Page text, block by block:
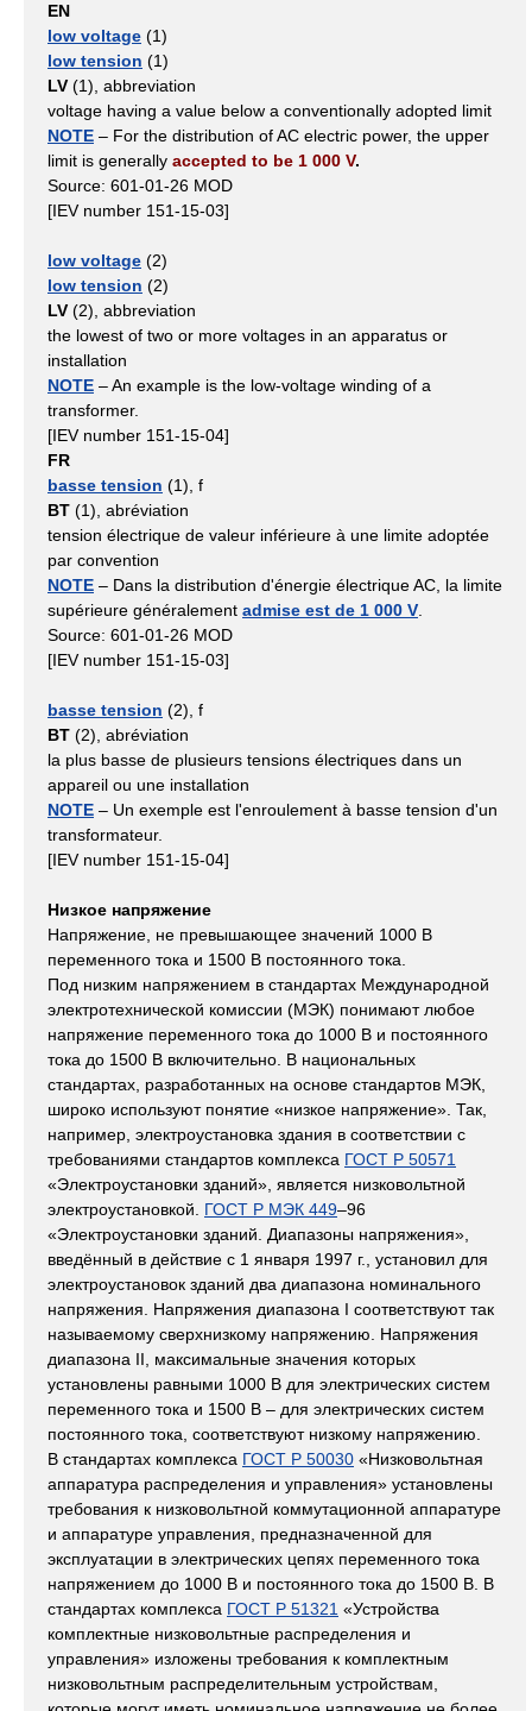
EN
low voltage (1)
low tension (1)
LV (1), abbreviation
voltage having a value below a conventionally adopted limit
NOTE – For the distribution of AC electric power, the upper
limit is generally accepted to be 1 000 V.
Source: 601-01-26 MOD
[IEV number 151-15-03]
low voltage (2)
low tension (2)
LV (2), abbreviation
the lowest of two or more voltages in an apparatus or
installation
NOTE – An example is the low-voltage winding of a
transformer.
[IEV number 151-15-04]
FR
basse tension (1), f
BT (1), abréviation
tension électrique de valeur inférieure à une limite adoptée
par convention
NOTE – Dans la distribution d'énergie électrique AC, la limite
supérieure généralement admise est de 1 000 V
Source: 601-01-26 MOD
[IEV number 151-15-03]
basse tension (2), f
BT (2), abréviation
la plus basse de plusieurs tensions électriques dans un
appareil ou une installation
NOTE – Un exemple est l'enroulement à basse tension d'un
transformateur.
[IEV number 151-15-04]
Низкое напряжение
Напряжение, не превышающее значений 1000 В
переменного тока и 1500 В постоянного тока.
Под низким напряжением в стандартах Международной
электротехнической комиссии (МЭК) понимают любое
напряжение переменного тока до 1000 В и постоянного
тока до 1500 В включительно. В национальных
стандартах, разработанных на основе стандартов МЭК,
широко используют понятие «низкое напряжение». Так,
например, электроустановка здания в соответствии с
требованиями стандартов комплекса ГОСТ Р 50571
«Электроустановки зданий», является низковольтной
электроустановкой. ГОСТ Р МЭК 449–96
«Электроустановки зданий. Диапазоны напряжения»,
введённый в действие с 1 января 1997 г., установил для
электроустановок зданий два диапазона номинального
напряжения. Напряжения диапазона I соответствуют так
называемому сверхнизкому напряжению. Напряжения
диапазона II, максимальные значения которых
установлены равными 1000 В для электрических систем
переменного тока и 1500 В – для электрических систем
постоянного тока, соответствуют низкому напряжению.
В стандартах комплекса ГОСТ Р 50030 «Низковольтная
аппаратура распределения и управления» установлены
требования к низковольтной коммутационной аппаратуре
и аппаратуре управления, предназначенной для
эксплуатации в электрических цепях переменного тока
напряжением до 1000 В и постоянного тока до 1500 В. В
стандартах комплекса ГОСТ Р 51321 «Устройства
комплектные низковольтные распределения и
управления» изложены требования к комплектным
низковольтным распределительным устройствам,